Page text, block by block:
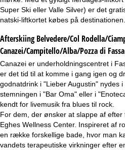
Super Ski eller Valle Silver) er det
natski-liftkortet købes på destinationen.
Afterskiing Belvedere/Col Rodella/
Canazei/Campitello/Alba/Pozza di Fassa
Canazei er underholdningscentret i
er det tid til at komme i gang igen og
godnatdrink i "Lieber Augustin" nydes
stemningen i "Bar Oma" eller i
kendt for livemusik fra blues til rock.
For dem, der ønsker at slappe af
Eghes Wellness Center. Inspireret af
en række forskellige bade, hvor man
vandets terapeutiske virkninger efter